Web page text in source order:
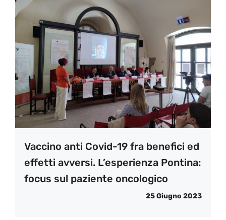
Vaccino anti Covid-19 fra benefici ed
effetti avversi. L’esperienza Pontina:
focus sul paziente oncologico
25 Giugno 2023